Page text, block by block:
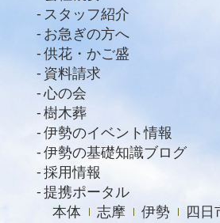
2021年1月
2020年12月
2020年11月
2020年10月
2020年9月
2020年8月
2020年7月
2020年6月
スタッフ紹介
お急ぎの方へ
供花・かご盛
資料請求
心の会
樹木葬
伊勢のイベント情報
伊勢の基礎知識ブログ
採用情報
提携ポータル
本体
志摩 伊勢 四日